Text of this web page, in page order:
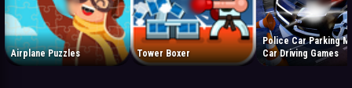
Airplane Puzzles Tower Boxer
Police Car Parking
Car Driving Games